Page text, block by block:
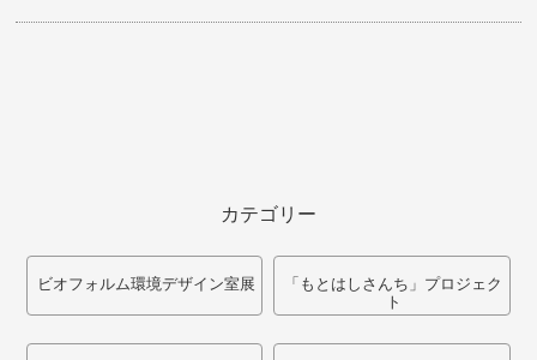
カテゴリー
ビオフォルム環境デザイン室展
「もとはしさんち」プロジェク
ト